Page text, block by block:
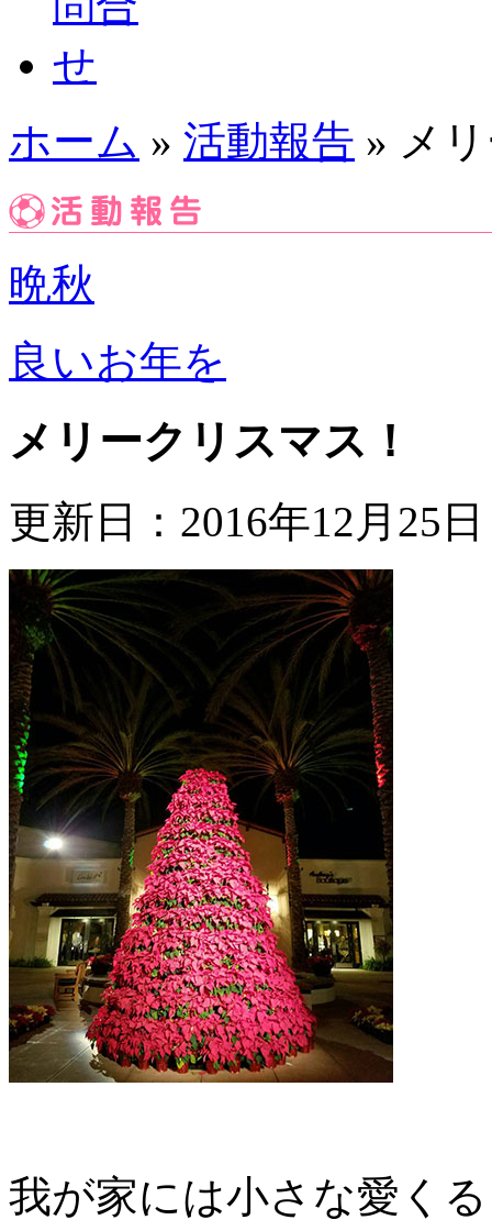
ホーム » 活動報告 » メ
晩秋
良いお年を
メリークリスマス！
更新日 ：2016年12月25日
我が家には小さな愛く